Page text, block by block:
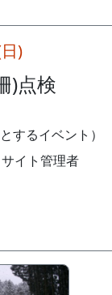
)
)点検
するイベント）
イト管理者